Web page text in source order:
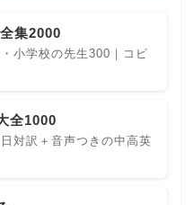
集2000
小学校の先生300｜コピ
全1000
対訳＋音声つきの中高英